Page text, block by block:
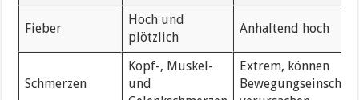
Fieber
Hoch und
plötzlich
Anhaltend hoch
Schmerzen
Kopf-, Muskel-
und
Extrem, können